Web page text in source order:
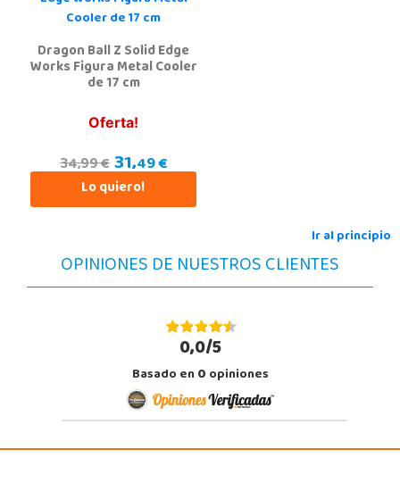
Dragon Ball Z Solid Edge
Works Figura Metal Cooler
de 17 cm
Oferta!
34,99 €31,49 €
Lo quiero!
Ir al principio
OPINIONES DE NUESTROS CLIENTES
0,0/5
Basado en0opiniones